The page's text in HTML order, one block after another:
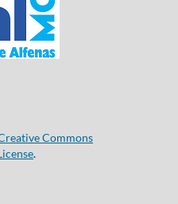
Commons
.